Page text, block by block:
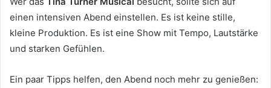
einen intensiven Abend einstellen. Es ist keine stille,
kleine Produktion. Es ist eine Show mit Tempo, Lautstärke
und starken Gefühlen.
Ein paar Tipps helfen, den Abend noch mehr zu genießen: